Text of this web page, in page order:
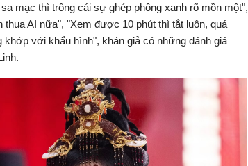
mạc thì trông cái sự ghép phông xanh rõ mồn một",
AI nữa", "Xem được 10 phút thì tắt luôn, quá
khớp với khẩu hình", khán giả có những đánh giá